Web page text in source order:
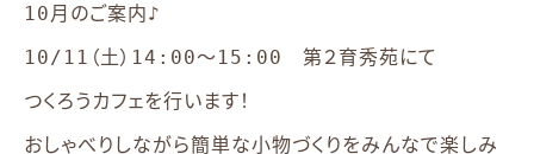
10月のご案内♪
10/11（土）14:00～15:00 第２育秀苑にて
つくろうカフェを行います！
おしゃべりしながら簡単な小物づくりをみんなで楽しみ